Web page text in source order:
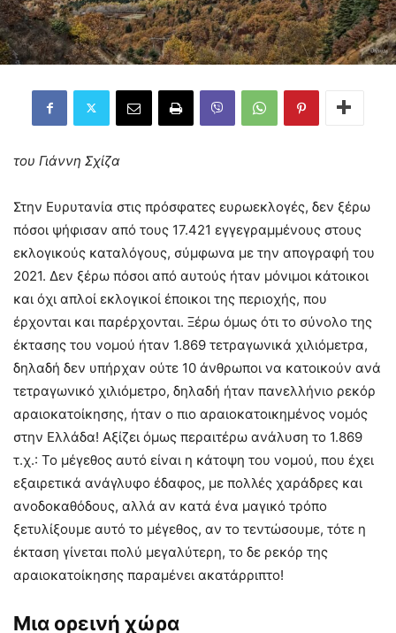
του Γιάννη Σχίζα
Στην Ευρυτανία στις πρόσφατες ευρωεκλογές, δεν ξέρω
πόσοι ψήφισαν από τους 17.421 εγγεγραμμένους στους
εκλογικούς καταλόγους, σύμφωνα με την απογραφή του
2021. Δεν ξέρω πόσοι από αυτούς ήταν μόνιμοι κάτοικοι
και όχι απλοί εκλογικοί έποικοι της περιοχής, που
έρχονται και παρέρχονται. Ξέρω όμως ότι το σύνολο της
έκτασης του νομού ήταν 1.869 τετραγωνικά χιλιόμετρα,
δηλαδή δεν υπήρχαν ούτε 10 άνθρωποι να κατοικούν ανά
τετραγωνικό χιλιόμετρο, δηλαδή ήταν πανελλήνιο ρεκόρ
αραιοκατοίκησης, ήταν ο πιο αραιοκατοικημένος νομός
στην Ελλάδα! Αξίζει όμως περαιτέρω ανάλυση το 1.869
τ.χ.: Το μέγεθος αυτό είναι η κάτοψη του νομού, που έχει
εξαιρετικά ανάγλυφο έδαφος, με πολλές χαράδρες και
ανοδοκαθόδους, αλλά αν κατά ένα μαγικό τρόπο
ξετυλίξουμε αυτό το μέγεθος, αν το τεντώσουμε, τότε η
έκταση γίνεται πολύ μεγαλύτερη, το δε ρεκόρ της
αραιοκατοίκησης παραμένει ακατάρριπτο!
Μια ορεινή χώρα